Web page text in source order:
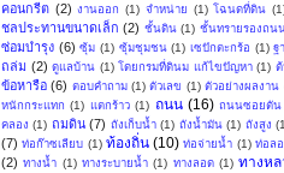
คอนกรีต (2) งานออก (1) จำหน่าย (1) โฉนดที่ดิน
ชลประทานขนาดเล็ก (2) ชั้นดิน (1) ชั้นทรายรองถน
ซ่อมบำรุง (6) ซุ้ม (1) ซุ้มชุมชน (1) เซปักตะกร้อ (1) ฐ
ถล่ม (2) ดูแลบ้าน (1) โดยกรมที่ดินม แก้ไขปัญหา (1)
ข้อหารือ (6) ตอบคำถาม (1) ตัวเลข (1) ตัวอย่างผลงาน
หนักกระแทก (1) แตกร้าว (1) ถนน (16) ถนนซอยตัน
คลอง (1) ถมดิน (7) ถังเก็บน้ำ (1) ถังน้ำมัน (1) ถังสูง
(7) ท่อก๊าซเลียบ (1) ท้องถิ่น (10) ท่อจ่ายน้ำ (1) ท่อล
(2) ทางน้ำ (1) ทางระบายน้ำ (1) ทางลอด (1) ทางหล